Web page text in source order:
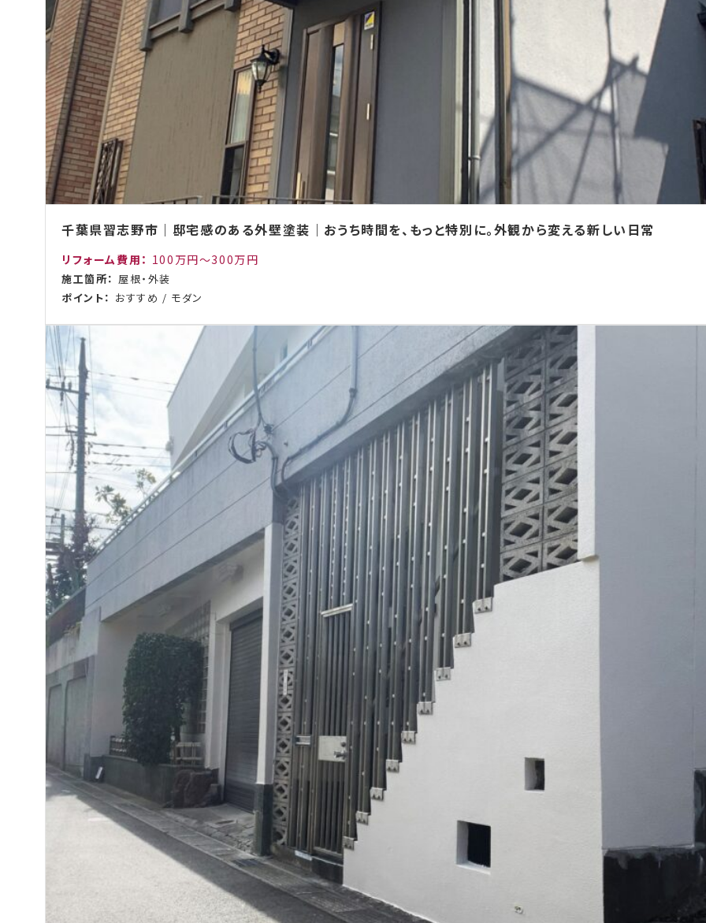
千葉県習志野市｜邸宅感のある外壁塗装｜おうち時間を、もっと特別に。外観から変える新しい日常
リフォーム費用： 100万円～300万円
施工箇所： 屋根・外装
ポイント： おすすめ / モダン